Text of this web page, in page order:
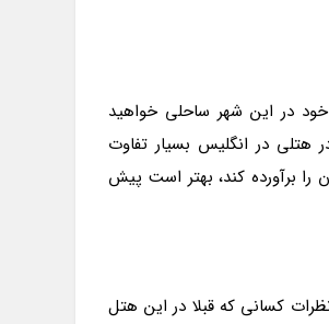
خود در این شهر ساحلی خواهید
هتلی در انگلیس بسیار تفاوت
را برآورده کند، بهتر است پیش
کسانی که قبلا در این هتل